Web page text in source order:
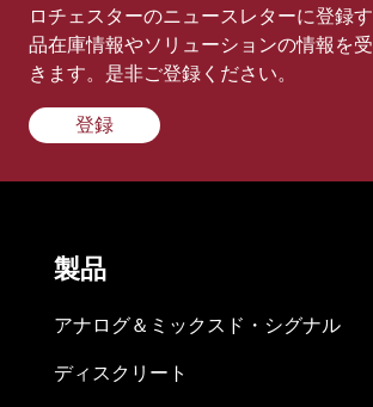
ロチェスターのニュースレターに登録
品在庫情報やソリューションの情報を
きます。是非ご登録ください。
登録
製品
アナログ＆ミックスド・シグナル
ディスクリート